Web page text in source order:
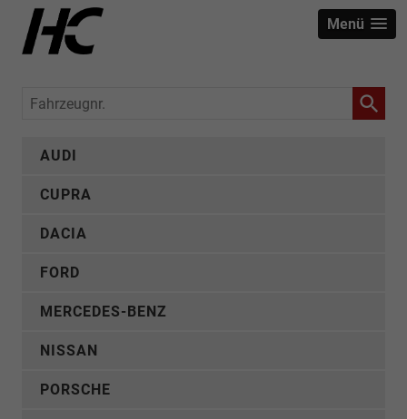
Menü
Fahrzeugnr.
AUDI
CUPRA
DACIA
FORD
MERCEDES-BENZ
NISSAN
PORSCHE